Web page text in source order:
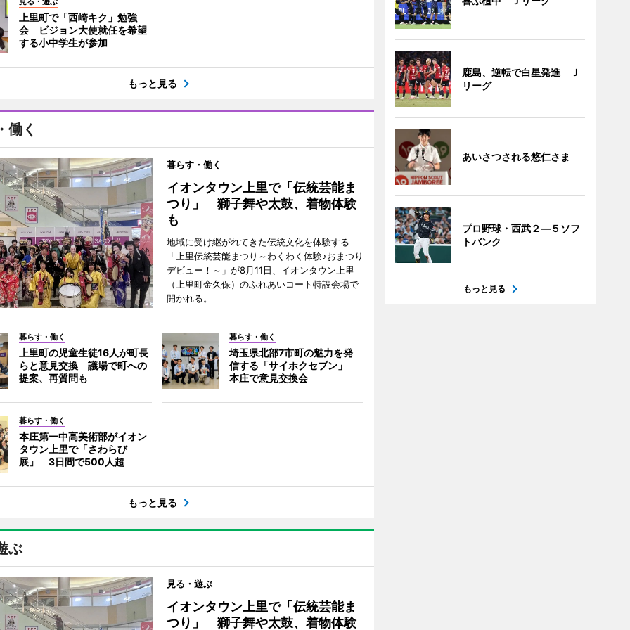
上里町で「西崎キク」勉強
会 ビジョン大使就任を希望
する小中学生が参加
もっと見る
働く
暮らす・働く
イオンタウン上里で「伝統芸能ま
つり」 獅子舞や太鼓、着物体験
も
地域に受け継がれてきた伝統文化を体験する
「上里伝統芸能まつり～わくわく体験♪おまつり
デビュー！～」が8月11日、イオンタウン上里
（上里町金久保）のふれあいコート特設会場で
開かれる。
暮らす・働く
上里町の児童生徒16人が町長
らと意見交換 議場で町への
提案、再質問も
暮らす・働く
埼玉県北部7市町の魅力を発
信する「サイホクセブン」
本庄で意見交換会
暮らす・働く
本庄第一中高美術部がイオン
タウン上里で「さわらび
展」 3日間で500人超
もっと見る
ぶ
見る・遊ぶ
イオンタウン上里で「伝統芸能ま
つり」 獅子舞や太鼓、着物体験
鹿島、逆転で白星発進 Ｊ
リーグ
あいさつされる悠仁さま
プロ野球・西武２―５ソフ
トバンク
もっと見る